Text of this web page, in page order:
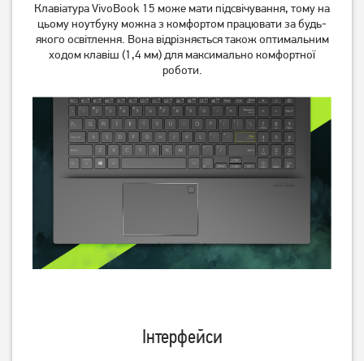
Клавіатура VivoBook 15 може мати підсвічування, тому на
цьому ноутбуку можна з комфортом працювати за будь-
якого освітлення. Вона відрізняється також оптимальним
ходом клавіш (1,4 мм) для максимально комфортної
роботи.
Інтерфейси